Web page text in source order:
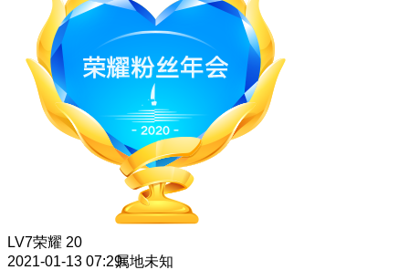
LV7荣耀 20
2021-01-13 07:29属地未知